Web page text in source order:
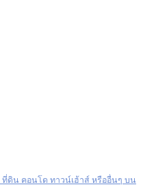
ดิน คอนโด ทาวน์เฮ้าส์ หรืออื่นๆ บน